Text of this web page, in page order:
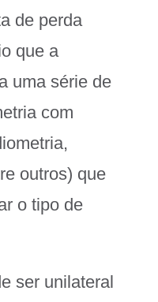
de perda
que a
uma série de
com
outros) que
o tipo de
ser unilateral